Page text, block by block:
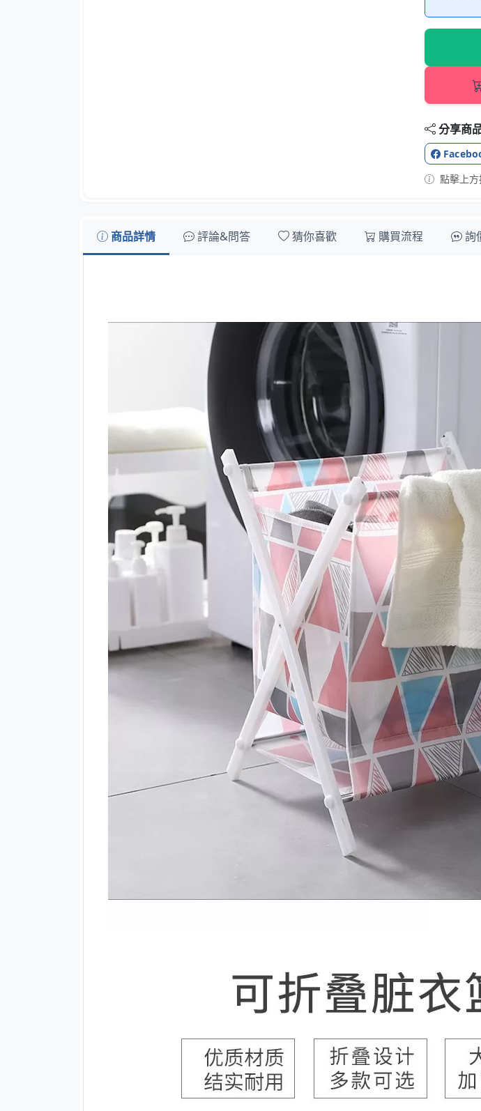
分享商
點擊上
商品詳情 評論&問答 猜你喜歡 購買流程 詢